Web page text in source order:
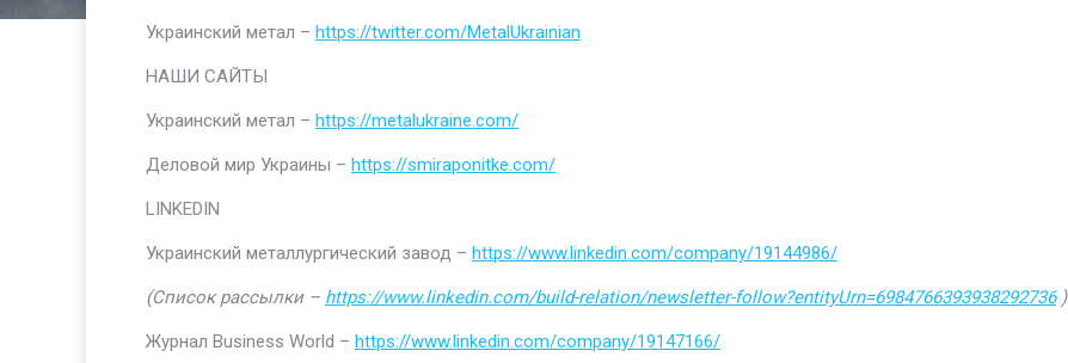
Украинский метал – https://twitter.com/MetalUkrainian
НАШИ САЙТЫ
Украинский метал – https://metalukraine.com/
Деловой мир Украины – https://smiraponitke.com/
LINKEDIN
Украинский металлургический завод – https://www.linkedin.com/company/19144986/
(Список рассылки – https://www.linkedin.com/build-relation/newsletter-follow?entityUrn=6984766393938292736)
Журнал Business World – https://www.linkedin.com/company/19147166/